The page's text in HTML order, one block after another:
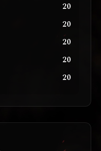
20
20
20
20
20